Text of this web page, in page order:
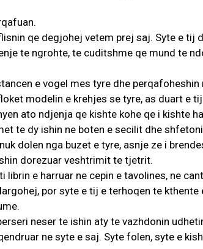
qe degjohej vetem prej saj. Syte e tij
te ngrohte, te cuditshme qe mund te
e vogel mes tyre dhe
modelin e krehjes se tyre, as duart e
ato ndjenja qe kishte kohe qe i kishte
te dy ishin ne boten e secilit dhe
dolen nga buzet e tyre, asnje ze i
dorezuar veshtrimit te tjetrit.
e harruar ne cepin e tavolines, ne
por syte e tij e terhoqen te kthente
neser te ishin aty te vazhdonin
ne syte e saj. Syte folen, syte e